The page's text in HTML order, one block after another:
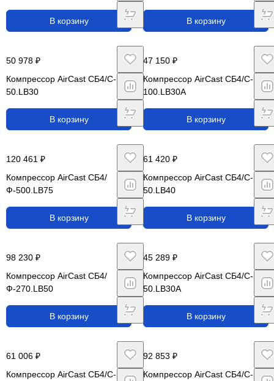
В корзину В корзину
50 978 ₽
Компрессор AirCast CБ4/C-
50.LB30
В корзину
47 150 ₽
Компрессор AirCast CБ4/C-
100.LB30А
В корзину
120 461 ₽
Компрессор AirCast CБ4/
Ф-500.LB75
В корзину
61 420 ₽
Компрессор AirCast CБ4/C-
50.LB40
В корзину
98 230 ₽
Компрессор AirCast CБ4/
Ф-270.LB50
В корзину
45 289 ₽
Компрессор AirCast CБ4/C-
50.LB30А
В корзину
61 006 ₽
Компрессор AirCast CБ4/C-
92 853 ₽
Компрессор AirCast CБ4/C-